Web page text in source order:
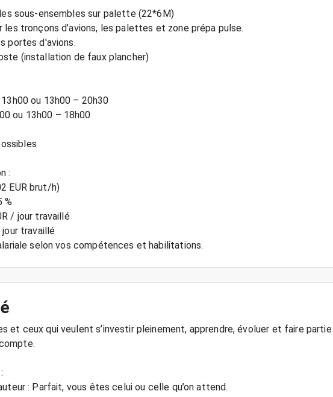
sous-ensembles sur palette (22*6M)
tronçons d’avions, les palettes et zone prépa pulse.
portes d'avions.
(installation de faux plancher)
ou 13h00 – 20h30
ou 13h00 – 18h00
:
EUR brut/h)
%
/ jour travaillé
jour travaillé
selon vos compétences et habilitations.
et ceux qui veulent s’investir pleinement, apprendre, évoluer et faire partie
: Parfait, vous êtes celui ou celle qu’on attend.